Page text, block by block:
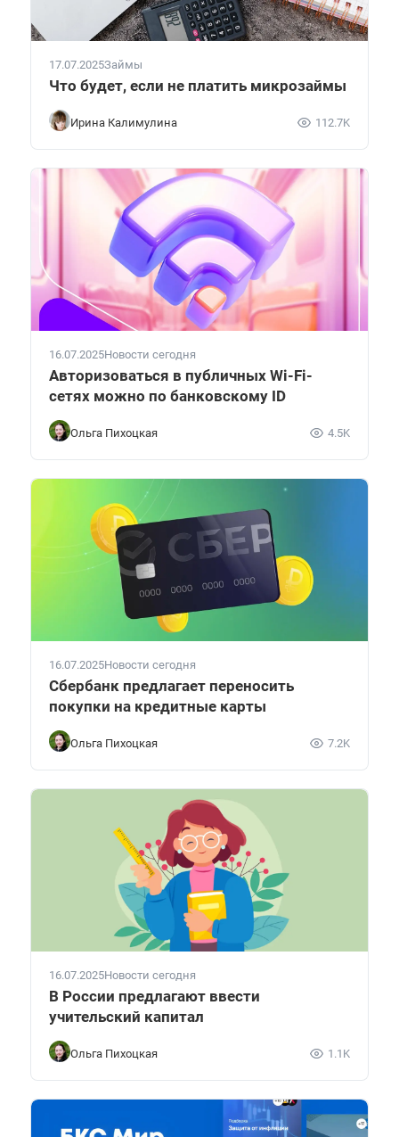
17.07.2025Займы
Что будет, если не платить микрозаймы
Ирина Калимулина 112.7K
16.07.2025Новости сегодня
Авторизоваться в публичных Wi-Fi-
сетях можно по банковскому ID
Ольга Пихоцкая 4.5K
16.07.2025Новости сегодня
Сбербанк предлагает переносить
покупки на кредитные карты
Ольга Пихоцкая 7.2K
16.07.2025Новости сегодня
В России предлагают ввести
учительский капитал
Ольга Пихоцкая 1.1K